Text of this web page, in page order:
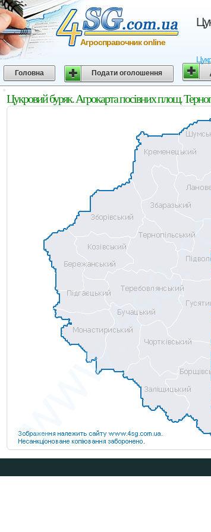
Агросправочник online
Головна Подати оголошення
Цукровий буряк. Агрокарта посівних площ.